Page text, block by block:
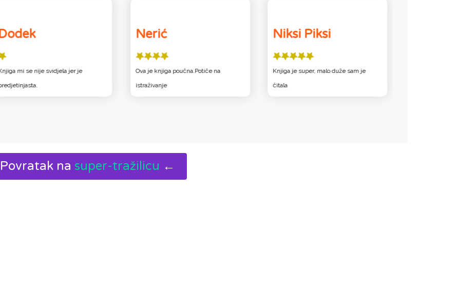
mi se nije svidjela jer je
Nerić
Ova je knjiga poučna.Potiče na
istraživanje
Niksi Piksi
Knjiga je super, malo duže sam je
čitala
na super-tražilicu ←